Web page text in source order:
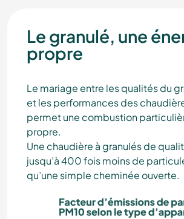
Le granulé, une
propre
Le mariage entre les qualités du
et les performances des
permet une combustion
propre.
Une chaudière à granulés de
jusqu’à 400 fois moins de
qu’une simple cheminée ouverte.